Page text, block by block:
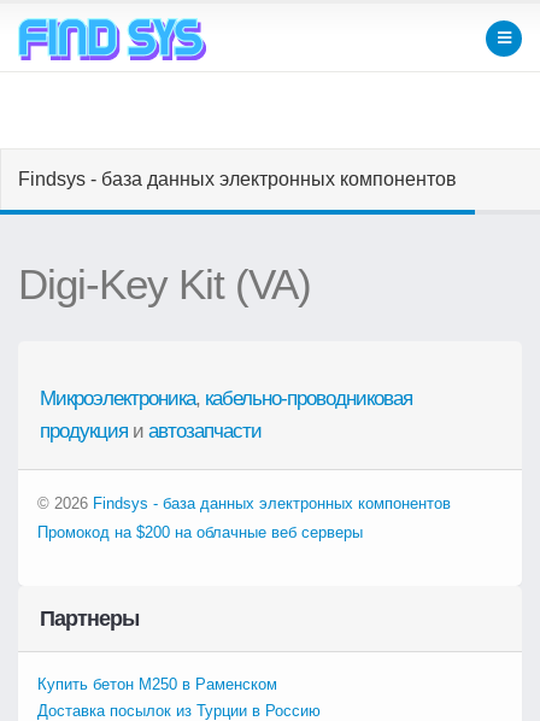
Findsys - база данных электронных компонентов
Digi-Key Kit (VA)
Микроэлектроника, кабельно-проводниковая
продукция и автозапчасти
© 2026 Findsys - база данных электронных компонентов
Промокод на $200 на облачные веб серверы
Партнеры
Купить бетон М250 в Раменском
Доставка посылок из Турции в Россию